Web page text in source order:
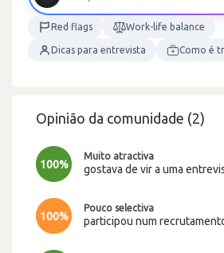
Red flags Work-life balance
Dicas para entrevista Como é
Opinião da comunidade (2)
100%
Muito atractiva
gostava de vir a uma
100%
Pouco selectiva
participou num